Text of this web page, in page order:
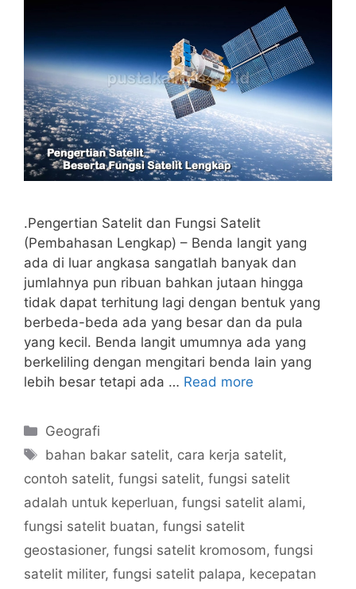
.Pengertian Satelit dan Fungsi Satelit
(Pembahasan Lengkap) – Benda langit yang
ada di luar angkasa sangatlah banyak dan
jumlahnya pun ribuan bahkan jutaan hingga
tidak dapat terhitung lagi dengan bentuk yang
berbeda-beda ada yang besar dan da pula
yang kecil. Benda langit umumnya ada yang
berkeliling dengan mengitari benda lain yang
lebih besar tetapi ada … Read more
Categories
Geografi
Tags
bahan bakar satelit, cara kerja satelit,
contoh satelit, fungsi satelit, fungsi satelit
adalah untuk keperluan, fungsi satelit alami,
fungsi satelit buatan, fungsi satelit
geostasioner, fungsi satelit kromosom, fungsi
satelit militer, fungsi satelit palapa, kecepatan